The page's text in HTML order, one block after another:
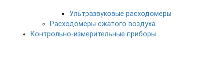
Ультразвуковые расходомеры
Расходомеры сжатого воздуха
Контрольно-измерительные приборы